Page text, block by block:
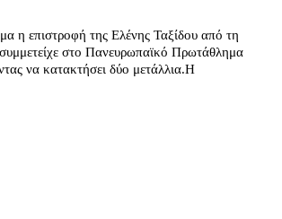
η επιστροφή της Ελένης Ταξίδου από τη
στο Πανευρωπαϊκό Πρωτάθλημα
να κατακτήσει δύο μετάλλια.Η